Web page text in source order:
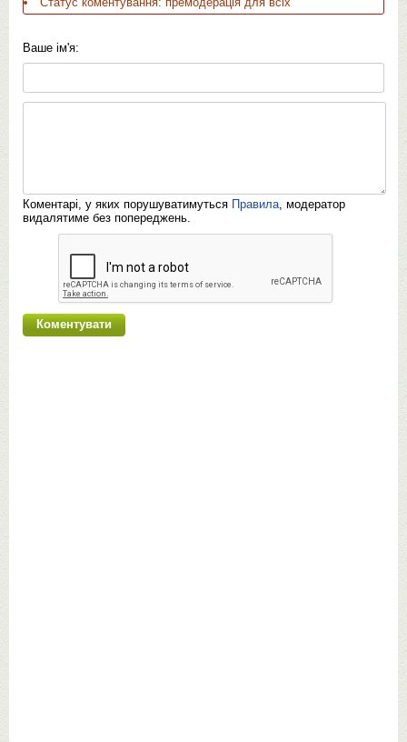
Ваше ім'я:
Коментарі, у яких порушуватимуться Правила , модератор
видалятиме без попереджень.